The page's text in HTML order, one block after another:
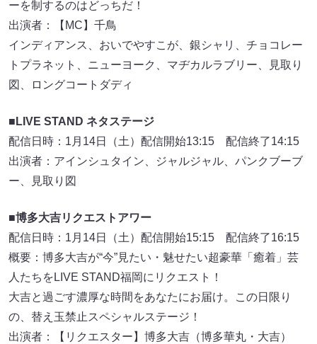
ーを制するのはどっちだ！
出演者：【MC】千鳥
インディアンス、おいでやすこが、銀シャリ、チョコレー
トプラネット、ニューヨーク、マヂカルラブリー、見取り
図、ロングコートダディ
■LIVE STAND ネタステージ
配信日時：1月14日（土）配信開始13:15 配信終了14:15
出演者：アインシュタイン、ジャルジャル、パンクブーブ
ー、見取り図
■博多大吉リクエストアワー
配信日時：1月14日（土）配信開始15:15 配信終了16:15
概要：博多大吉が“今”見たい・魅せたい超豪華「癒着」芸
人たちをLIVE STAND福岡にリクエスト！
大吉と過ごす濃厚な時間をあなたにお届け。この日限り
の、替え玉禁止スペシャルステージ！
出演者：【リクエスター】博多大吉（博多華丸・大吉）